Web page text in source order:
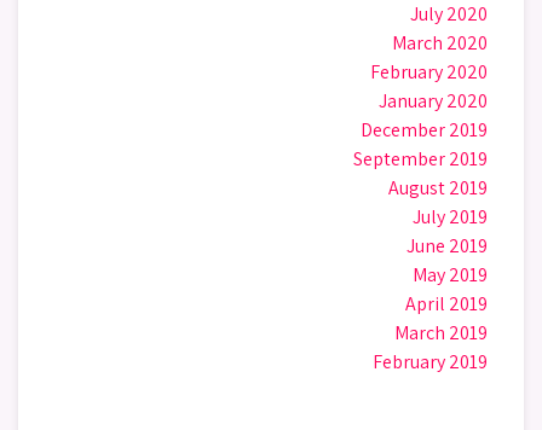
July 2020
March 2020
February 2020
January 2020
December 2019
September 2019
August 2019
July 2019
June 2019
May 2019
April 2019
March 2019
February 2019